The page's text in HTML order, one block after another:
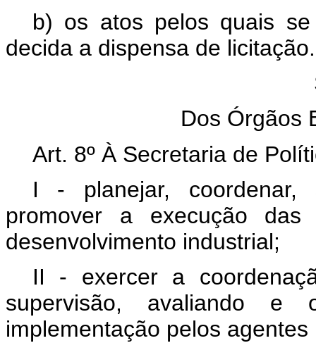
b) os atos pelos quais
decida a dispensa de licitação.
Dos Órgãos
Art. 8º À Secretaria de
I - planejar, coordenar,
promover a execução
desenvolvimento industrial;
II - exercer a
supervisão, avaliando e
implementação pelos